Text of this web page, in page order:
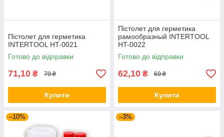
Пістолет для герметика
INTERTOOL HT-0021
Готово до відправки
71,10 ₴ 79 ₴
Купити
Пістолет для герметика
рамообразный INTERTOOL
HT-0022
Готово до відправки
62,10 ₴ 69 ₴
Купити
–10% –3%